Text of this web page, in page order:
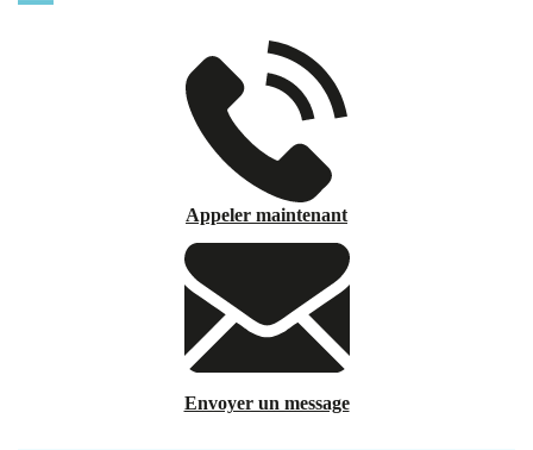
Appeler maintenant
Envoyer un message